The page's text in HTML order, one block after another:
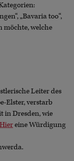
„Bavaria too“,
möchte, welche
Leiter des
Elster, verstarb
in Dresden, wie
Hiereine Würdigung